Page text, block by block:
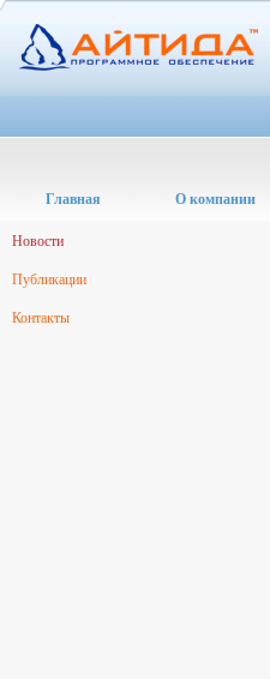
Главная О компании
Новости
Публикации
Контакты